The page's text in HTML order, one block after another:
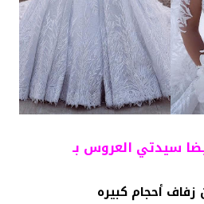
سيدتي العروس بـ
زفاف أحجام كبيره